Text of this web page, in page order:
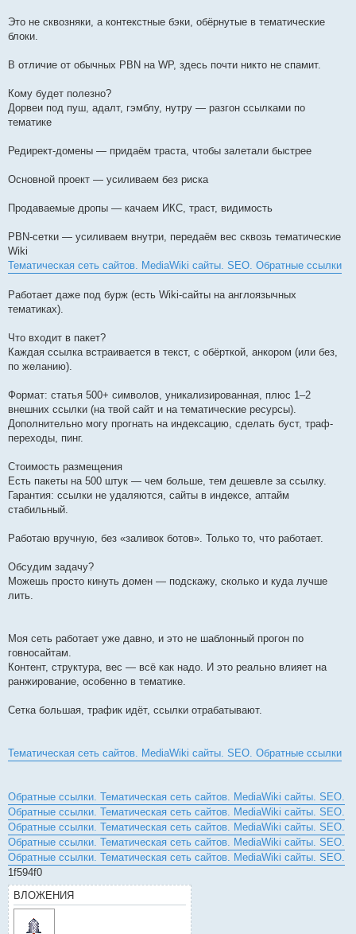
Это не сквозняки, а контекстные бэки, обёрнутые в тематические
блоки.
В отличие от обычных PBN на WP, здесь почти никто не спамит.
Кому будет полезно?
Дорвеи под пуш, адалт, гэмблу, нутру — разгон ссылками по
тематике
Редирект-домены — придаём траста, чтобы залетали быстрее
Основной проект — усиливаем без риска
Продаваемые дропы — качаем ИКС, траст, видимость
PBN-сетки — усиливаем внутри, передаём вес сквозь тематические
Wiki
Тематическая сеть сайтов. MediaWiki сайты. SEO. Обратные ссылки
Работает даже под бурж (есть Wiki-сайты на англоязычных
тематиках).
Что входит в пакет?
Каждая ссылка встраивается в текст, с обёрткой, анкором (или без,
по желанию).
Формат: статья 500+ символов, уникализированная, плюс 1–2
внешних ссылки (на твой сайт и на тематические ресурсы).
Дополнительно могу прогнать на индексацию, сделать буст, траф-
переходы, пинг.
Стоимость размещения
Есть пакеты на 500 штук — чем больше, тем дешевле за ссылку.
Гарантия: ссылки не удаляются, сайты в индексе, аптайм
стабильный.
Работаю вручную, без «заливок ботов». Только то, что работает.
Обсудим задачу?
Можешь просто кинуть домен — подскажу, сколько и куда лучше
лить.
Моя сеть работает уже давно, и это не шаблонный прогон по
говносайтам.
Контент, структура, вес — всё как надо. И это реально влияет на
ранжирование, особенно в тематике.
Сетка большая, трафик идёт, ссылки отрабатывают.
Тематическая сеть сайтов. MediaWiki сайты. SEO. Обратные ссылки
Обратные ссылки. Тематическая сеть сайтов. MediaWiki сайты. SEO.
Обратные ссылки. Тематическая сеть сайтов. MediaWiki сайты. SEO.
Обратные ссылки. Тематическая сеть сайтов. MediaWiki сайты. SEO.
Обратные ссылки. Тематическая сеть сайтов. MediaWiki сайты. SEO.
Обратные ссылки. Тематическая сеть сайтов. MediaWiki сайты. SEO.
1f594f0
ВЛОЖЕНИЯ